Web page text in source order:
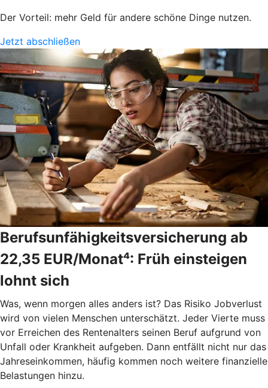
Der Vorteil: mehr Geld für andere schöne Dinge nutzen.
Jetzt abschließen
Berufsunfähigkeitsversicherung ab
22,35 EUR/Monat⁴: Früh einsteigen
lohnt sich
Was, wenn morgen alles anders ist? Das Risiko Jobverlust
wird von vielen Menschen unterschätzt. Jeder Vierte muss
vor Erreichen des Rentenalters seinen Beruf aufgrund von
Unfall oder Krankheit aufgeben. Dann entfällt nicht nur das
Jahreseinkommen, häufig kommen noch weitere finanzielle
Belastungen hinzu.